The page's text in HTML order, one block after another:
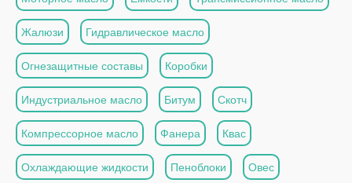
Жалюзи Гидравлическое масло
Огнезащитные составы Коробки
Индустриальное масло Битум Скотч
Компрессорное масло Фанера Квас
Охлаждающие жидкости Пеноблоки Овес